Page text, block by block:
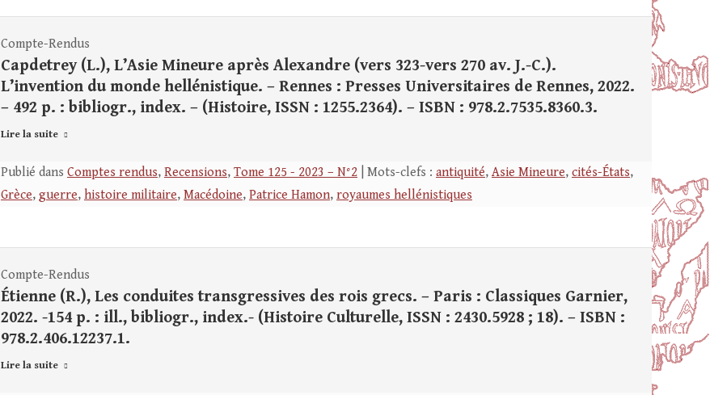
Compte-Rendus
Capdetrey (L.), L’Asie Mineure après Alexandre (vers 323-vers 270 av. J.-C.).
L’invention du monde hellénistique. – Rennes : Presses Universitaires de Rennes, 2022.
– 492 p. : bibliogr., index. – (Histoire, ISSN : 1255.2364). – ISBN : 978.2.7535.8360.3.
Lire la suite
Publié dans Comptes rendus, Recensions, Tome 125 - 2023 – N°2 | Mots-clefs : antiquité, Asie Mineure, cités-États,
Grèce, guerre, histoire militaire, Macédoine, Patrice Hamon, royaumes hellénistiques
Compte-Rendus
Étienne (R.), Les conduites transgressives des rois grecs. – Paris : Classiques Garnier,
2022. -154 p. : ill., bibliogr., index.- (Histoire Culturelle, ISSN : 2430.5928 ; 18). – ISBN :
978.2.406.12237.1.
Lire la suite